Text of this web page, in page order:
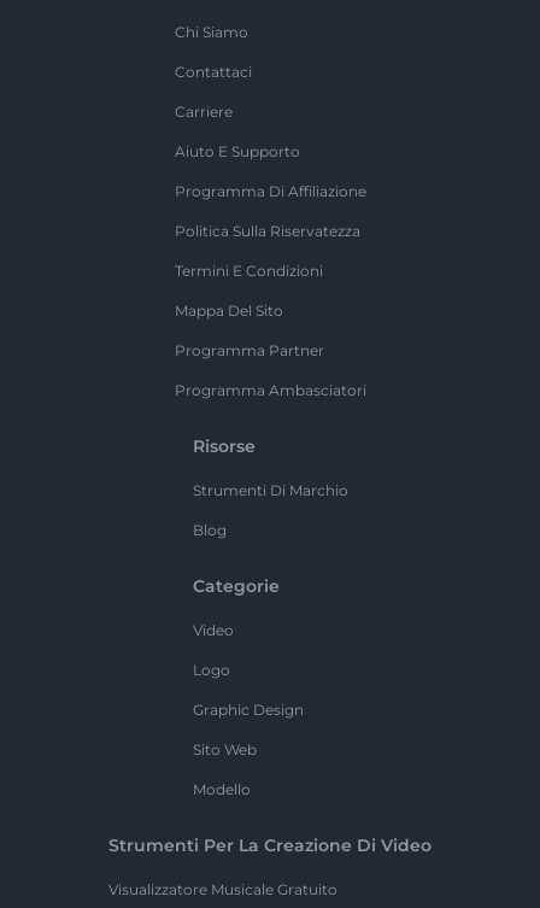
Chi Siamo
Contattaci
Carriere
Aiuto E Supporto
Programma Di Affiliazione
Politica Sulla Riservatezza
Termini E Condizioni
Mappa Del Sito
Programma Partner
Programma Ambasciatori
Risorse
Strumenti Di Marchio
Blog
Categorie
Video
Logo
Graphic Design
Sito Web
Modello
Strumenti Per La Creazione Di Video
Visualizzatore Musicale Gratuito